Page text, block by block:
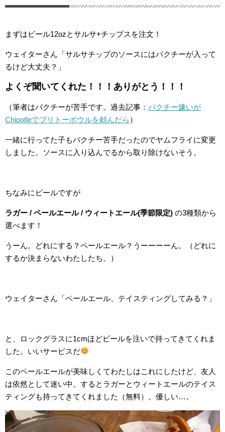
まずはビール12ozとサルサ+チップスを注文！
ウェイターさん「サルサチップのソースにはパクチーが入って
るけど大丈夫？」
よくぞ聞いてくれた！！！ありがとう！！！
（筆者はパクチーが苦手です。過去記事： パクチー嫌いが
Chipotleでブリトーボウルを頼んだら ）
一緒に行ってた子もパクチー苦手だったのでヤムフライに変更
しました。ソースに入り込んでるから取り除けないそう。
ちなみにビールですが
ラガー / ペールエール / ウィートエール(季節限定) の3種類から
選べます！
うーん。どれにする？ペールエール？うーーーーん。（どれに
するか決まらないわたしたち。）
ウェイターさん「ペールエール、テイスティングしてみる？」
と、ロックグラスに1cmほどビールを注いで持ってきてくれま
した。いいサービスだ
このペールエールが美味しくてわたしはこれにしたけど、友人
は依然として迷い中。するとラガーとウィートエールのテイス
ティングも持ってきてくれました（無料）。優しい…。